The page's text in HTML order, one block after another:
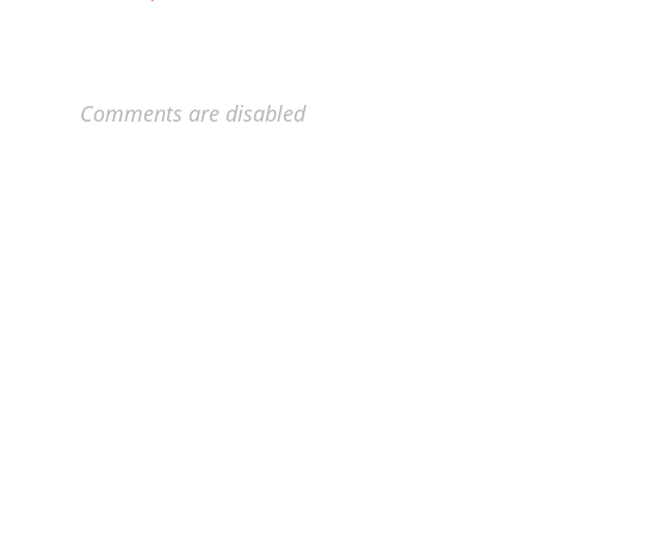
Comments are disabled